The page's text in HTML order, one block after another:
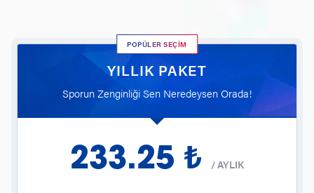
POPÜLER SEÇİM
YILLIK PAKET
Sporun Zenginliği Sen Neredeysen Orada!
233.25 ₺ /AYLIK